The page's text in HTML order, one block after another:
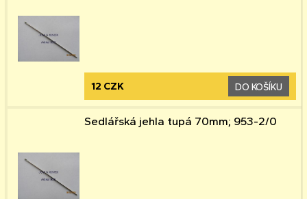
12 CZK DO KOŠÍKU
Sedlářská jehla tupá 70mm; 953-2/0